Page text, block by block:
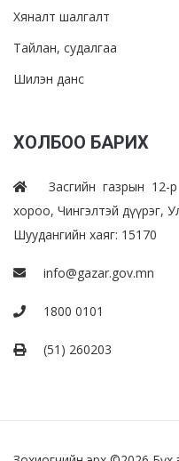
Хяналт шалгалт
Тайлан, судалгаа
Шилэн данс
ХОЛБОО БАРИХ
Засгийн газрын
хороо, Чингэлтэй дүүрэг,
Шуудангийн хаяг: 15170
info@gazar.gov.mn
1800 0101
(51) 260203